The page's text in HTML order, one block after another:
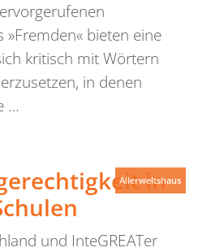
bieten eine
kritisch mit Wörtern
in denen
…
in
und InteGREATer
Allerweltshaus